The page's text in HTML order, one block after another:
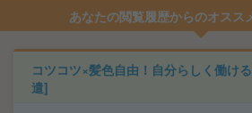
あなたの閲覧履歴からのオスス
コツコツ×髪色自由！自分らしく働け
遣]